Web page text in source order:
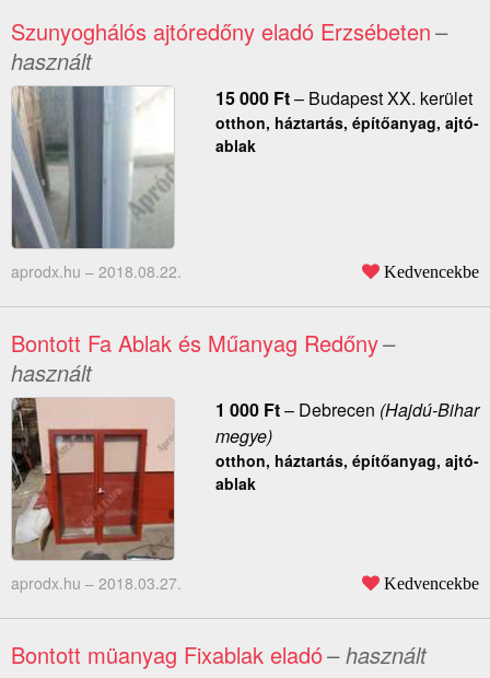
Szunyoghálós ajtóredőny eladó Erzsébeten–
használt
15 000 Ft– Budapest XX. kerület
otthon, háztartás, építőanyag, ajtó-
ablak
aprodx.hu – 2018.08.22. Kedvencekbe
Bontott Fa Ablak és Műanyag Redőny–
használt
1 000 Ft– Debrecen (Hajdú-Bihar
megye)
otthon, háztartás, építőanyag, ajtó-
ablak
aprodx.hu – 2018.03.27. Kedvencekbe
Bontott müanyag Fixablak eladó– használt